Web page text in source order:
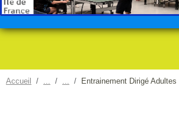
Accueil Entrainement Dirigé Adultes